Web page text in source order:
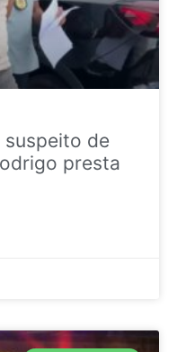
suspeito de
presta